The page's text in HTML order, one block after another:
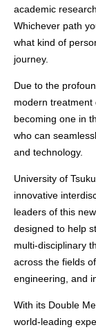
academic
Whichever path
what kind of
journey.
Due to the
modern treatment
becoming one in
who can
and technology.
University of
innovative
leaders of this
designed to help
multi-disciplinary
across the fields
engineering, and
With its Double
world-leading